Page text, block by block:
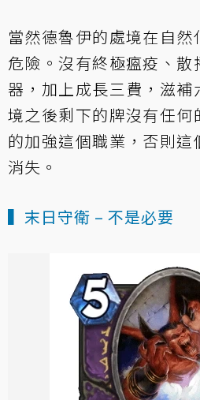
當然德魯伊的處境在自
危險。沒有終極瘟疫、
器，加上成長三費，滋
境之後剩下的牌沒有任何
的加強這個職業，否則
消失。
▍末日守衛 – 不是必要